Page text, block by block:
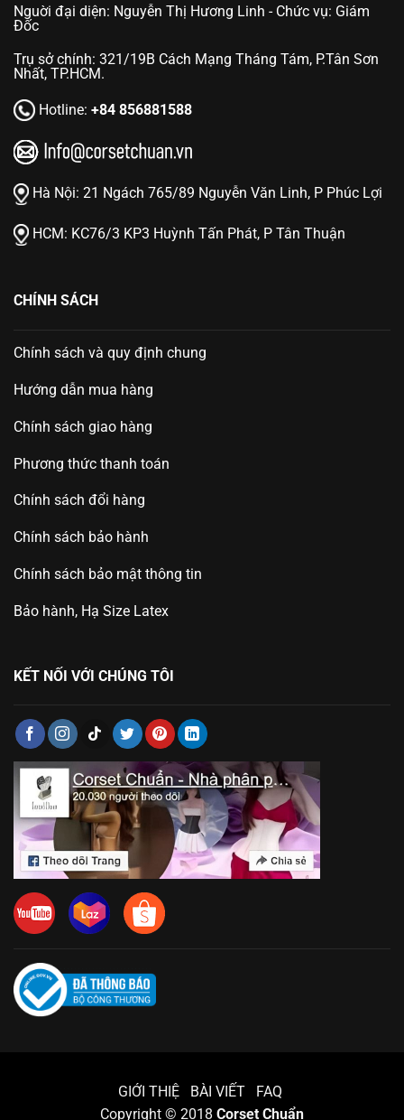
Nguời đại diện: Nguyễn Thị Hương Linh - Chức vụ: Giám
Đốc
Trụ sở chính: 321/19B Cách Mạng Tháng Tám, P.Tân Sơn
Nhất, TP.HCM.
Hotline: +84 856881588
Hà Nội: 21 Ngách 765/89 Nguyễn Văn Linh, P Phúc Lợi
HCM: KC76/3 KP3 Huỳnh Tấn Phát, P Tân Thuận
CHÍNH SÁCH
Chính sách và quy định chung
Hướng dẫn mua hàng
Chính sách giao hàng
Phương thức thanh toán
Chính sách đổi hàng
Chính sách bảo hành
Chính sách bảo mật thông tin
Bảo hành, Hạ Size Latex
KẾT NỐI VỚI CHÚNG TÔI
GIỚI THIỆ BÀI VIẾT
FAQ
Copyright © 2018 Corset Chuẩn